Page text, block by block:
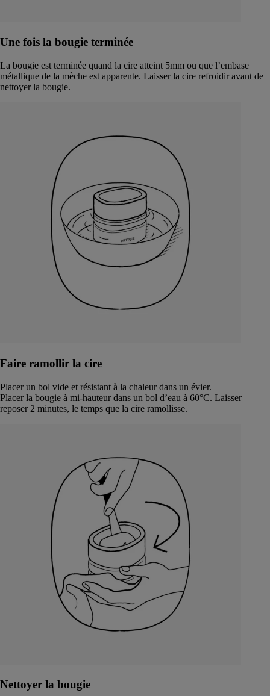
Une fois la bougie terminée
La bougie est terminée quand la cire atteint 5mm ou que l’embase
métallique de la mèche est apparente. Laisser la cire refroidir avant de
nettoyer la bougie.
Faire ramollir la cire
Placer un bol vide et résistant à la chaleur dans un évier.
Placer la bougie à mi-hauteur dans un bol d’eau à 60°C. Laisser
reposer 2 minutes, le temps que la cire ramollisse.
Nettoyer la bougie